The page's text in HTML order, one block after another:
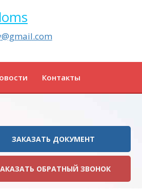
Контакты
ЗАКАЗАТЬ ДОКУМЕНТ
ОБРАТНЫЙ ЗВОНОК